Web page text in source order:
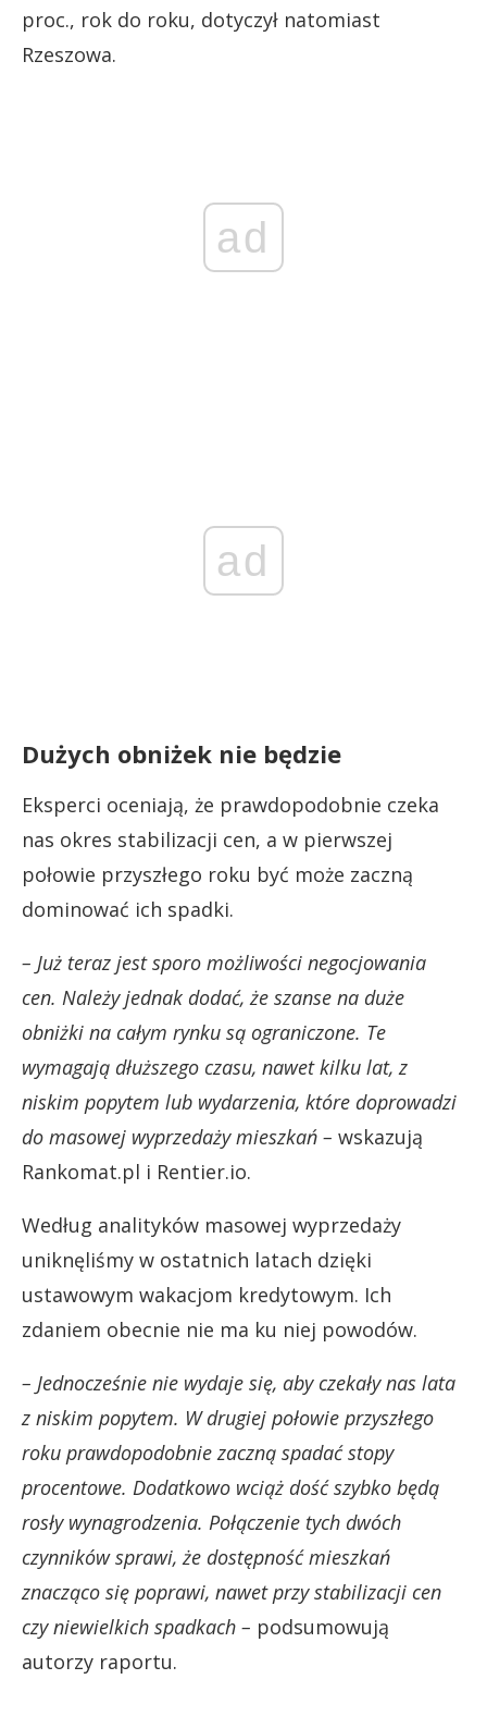
proc., rok do roku, dotyczył natomiast
Rzeszowa.
ad
ad
Dużych obniżek nie będzie
Eksperci oceniają, że prawdopodobnie czeka
nas okres stabilizacji cen, a w pierwszej
połowie przyszłego roku być może zaczną
dominować ich spadki.
– Już teraz jest sporo możliwości negocjowania
cen. Należy jednak dodać, że szanse na duże
obniżki na całym rynku są ograniczone. Te
wymagają dłuższego czasu, nawet kilku lat, z
niskim popytem lub wydarzenia, które doprowadzi
do masowej wyprzedaży mieszkań – wskazują
Rankomat.pl i Rentier.io.
Według analityków masowej wyprzedaży
uniknęliśmy w ostatnich latach dzięki
ustawowym wakacjom kredytowym. Ich
zdaniem obecnie nie ma ku niej powodów.
– Jednocześnie nie wydaje się, aby czekały nas lata
z niskim popytem. W drugiej połowie przyszłego
roku prawdopodobnie zaczną spadać stopy
procentowe. Dodatkowo wciąż dość szybko będą
rosły wynagrodzenia. Połączenie tych dwóch
czynników sprawi, że dostępność mieszkań
znacząco się poprawi, nawet przy stabilizacji cen
czy niewielkich spadkach – podsumowują
autorzy raportu.